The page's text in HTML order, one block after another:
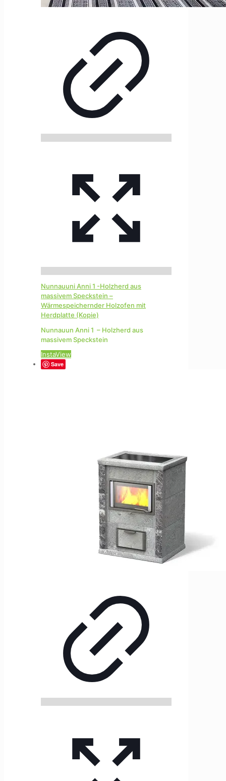
Nunnauuni Anni 1 -Holzherd aus
massivem Speckstein –
Wärmespeichernder Holzofen mit
Herdplatte (Kopie)
Nunnauun Anni 1 – Holzherd aus
massivem Speckstein
InstaView
Save